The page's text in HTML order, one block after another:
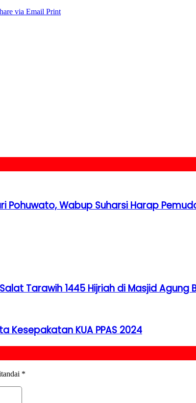
via Email Print
Pohuwato, Wabup Suharsi Harap
Tarawih 1445 Hijriah di Masjid Agung
Kesepakatan KUA PPAS 2024
*